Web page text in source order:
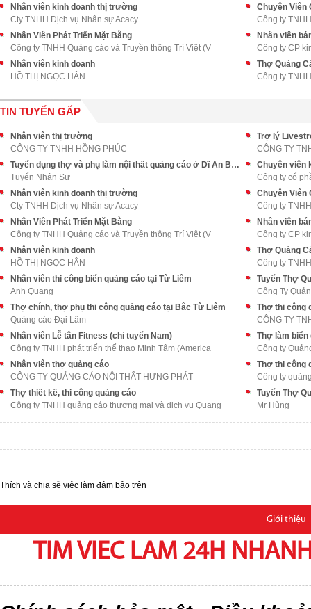
Nhân viên kinh doanh thị trường
Cty TNHH Dịch vụ Nhân sự Acacy
Công ty
Nhân Viên Phát Triển Mặt Bằng
Công ty TNHH Quảng cáo và Truyền thông Trí Việt (V
Nhân viên
Công ty CP
Nhân viên kinh doanh
HỒ THỊ NGỌC HÂN
Thợ Quảng
Công ty
TIN TUYỂN GẤP
Nhân viên thị trường
CÔNG TY TNHH HỒNG PHÚC
Trợ lý
CÔNG TY
Tuyển dụng thợ và phụ làm nội thất quảng cáo ở Dĩ An Bình Dương
Tuyển Nhân Sự
Chuyên viên
Công ty cổ
Nhân viên kinh doanh thị trường
Cty TNHH Dịch vụ Nhân sự Acacy
Công ty
Nhân Viên Phát Triển Mặt Bằng
Công ty TNHH Quảng cáo và Truyền thông Trí Việt (V
Nhân viên
Công ty CP
Nhân viên kinh doanh
HỒ THỊ NGỌC HÂN
Thợ Quảng
Công ty
Nhân viên thi công biển quảng cáo tại Từ Liêm
Anh Quang
Tuyển Thợ
Công Ty
Thợ chính, thợ phụ thi công quảng cáo tại Bắc Từ Liêm
Quảng cáo Đại Lâm
Thợ thi công
Nhân viên Lễ tân Fitness (chỉ tuyển Nam)
Công ty TNHH phát triển thể thao Minh Tâm (America
Công ty
Nhân viên thợ quảng cáo
CÔNG TY QUẢNG CÁO NỘI THẤT HƯNG PHÁT
Thợ thi công
Công ty
Thợ thiết kế, thi công quảng cáo
Công ty TNHH quảng cáo thương mại và dịch vụ Quang
Tuyển Thợ
Mr Hùng
Thích và chia sẽ việc làm đảm bảo trên
Giới thiệu
TIM VIEC LAM 24H